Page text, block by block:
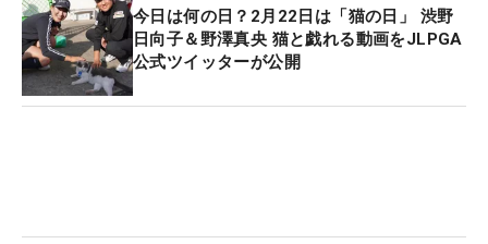
今日は何の日？2月22日は「猫の日」 渋野
日向子＆野澤真央 猫と戯れる動画をJLPGA
公式ツイッターが公開